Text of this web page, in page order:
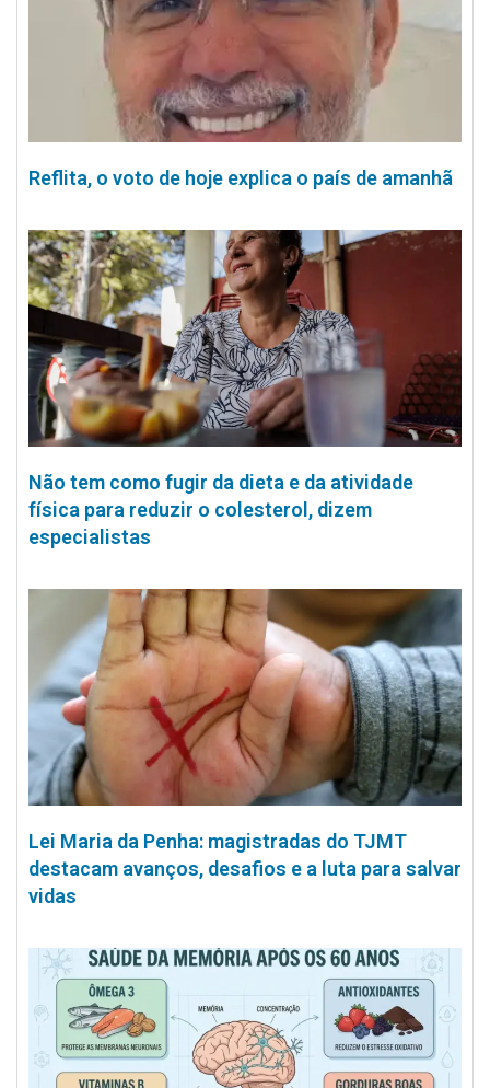
Reflita, o voto de hoje explica o país de amanhã
Não tem como fugir da dieta e da atividade
física para reduzir o colesterol, dizem
especialistas
Lei Maria da Penha: magistradas do TJMT
destacam avanços, desafios e a luta para salvar
vidas